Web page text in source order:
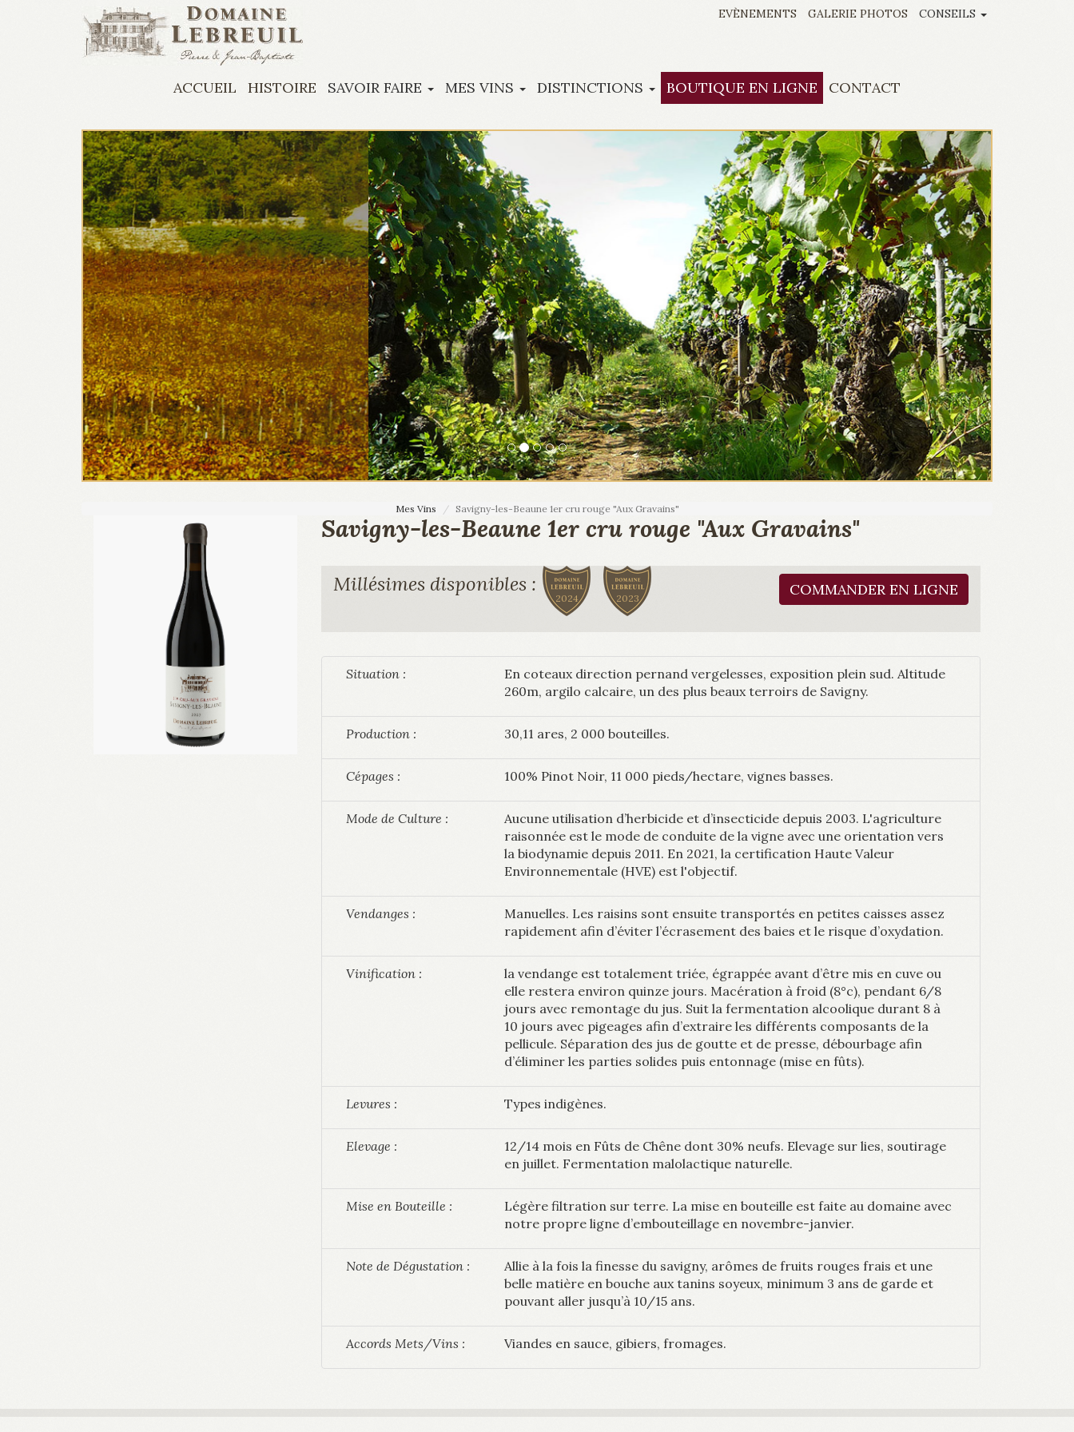
Aller au contenu principal EVÈNEMENTS GALERIE PHOTOS CONSEILS
ACCUEIL HISTOIRE SAVOIR FAIRE MES VINS DISTINCTIONS BOUTIQUE EN LIGNE CONTACT
Mes Vins Savigny-les-Beaune 1er cru rouge "Aux Gravains"
Savigny-les-Beaune 1er cru rouge "Aux Gravains"
COMMANDER EN LIGNE
Millésimes disponibles :
2024 2023
Situation :
En coteaux direction pernand vergelesses, exposition plein sud. Altitude
260m, argilo calcaire, un des plus beaux terroirs de Savigny.
Production : 30,11 ares, 2 000 bouteilles.
Cépages : 100% Pinot Noir, 11 000 pieds/hectare, vignes basses.
Mode de Culture :
Aucune utilisation d’herbicide et d’insecticide depuis 2003. L'agriculture
raisonnée est le mode de conduite de la vigne avec une orientation vers
la biodynamie depuis 2011. En 2021, la certification Haute Valeur
Environnementale (HVE) est l'objectif.
Vendanges :
Manuelles. Les raisins sont ensuite transportés en petites caisses assez
rapidement afin d’éviter l’écrasement des baies et le risque d’oxydation.
Vinification :
la vendange est totalement triée, égrappée avant d’être mis en cuve ou
elle restera environ quinze jours. Macération à froid (8°c), pendant 6/8
jours avec remontage du jus. Suit la fermentation alcoolique durant 8 à
10 jours avec pigeages afin d’extraire les différents composants de la
pellicule. Séparation des jus de goutte et de presse, débourbage afin
d’éliminer les parties solides puis entonnage (mise en fûts).
Levures : Types indigènes.
Elevage :
12/14 mois en Fûts de Chêne dont 30% neufs. Elevage sur lies, soutirage
en juillet. Fermentation malolactique naturelle.
Mise en Bouteille :
Légère filtration sur terre. La mise en bouteille est faite au domaine avec
notre propre ligne d’embouteillage en novembre-janvier.
Note de Dégustation :
Allie à la fois la finesse du savigny, arômes de fruits rouges frais et une
belle matière en bouche aux tanins soyeux, minimum 3 ans de garde et
pouvant aller jusqu’à 10/15 ans.
Accords Mets/Vins : Viandes en sauce, gibiers, fromages.